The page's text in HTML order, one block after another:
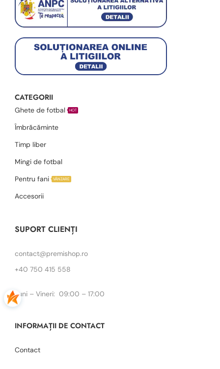
CATEGORII
Ghete de fotbal HOT
Îmbrăcăminte
Timp liber
Mingi de fotbal
Pentru fani
VÂNZARE
Accesorii
SUPORT CLIENȚI
contact@premishop.ro
+40 750 415 558
Luni – Vineri: 09:00 – 17:00
INFORMAȚII DE CONTACT
Contact